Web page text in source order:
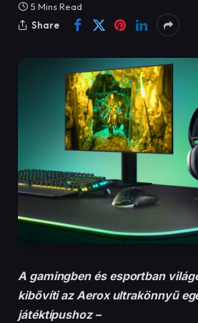
5 Mins Read
Share
A gamingben és esportban
kibővíti az Aerox ultrakönnyű
játéktípushoz –